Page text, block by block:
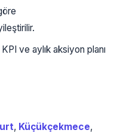
ve aylık aksiyon planı
, Küçükçekmece,